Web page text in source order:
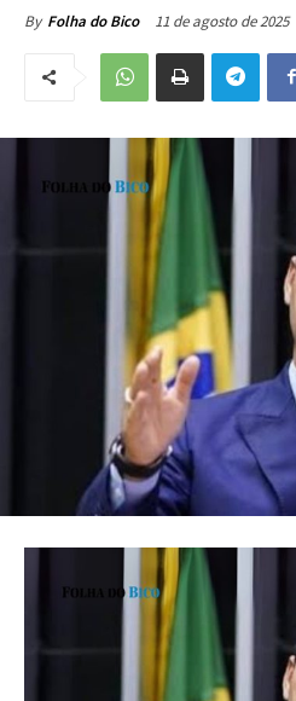
By Folha do Bico 11 de agosto de 2025